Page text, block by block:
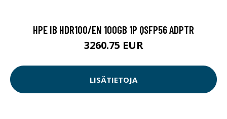
HPE IB HDR100/EN 100GB 1P QSFP56 ADPTR
3260.75 EUR
LISÄTIETOJA